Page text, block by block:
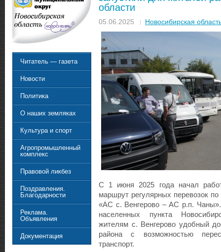
области
05.06.2025 Новосибирская
С 1 июня 2025 года начал
маршрут регулярных перевозок
«АС с. Венгерово – АС р.п.
населенных пункта
жителям с. Венгерово удобный
района с возможностью
транспорт.
Читатель — газета
Новости
Политика
О наших земляках
Культура и спорт
Агропромышленный
комплекс
Правовой ликбез
Поздравления.
Благодарности
Реклама.
Объявления
Документация